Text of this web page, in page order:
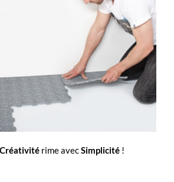
Créativité rime avecSimplicité !